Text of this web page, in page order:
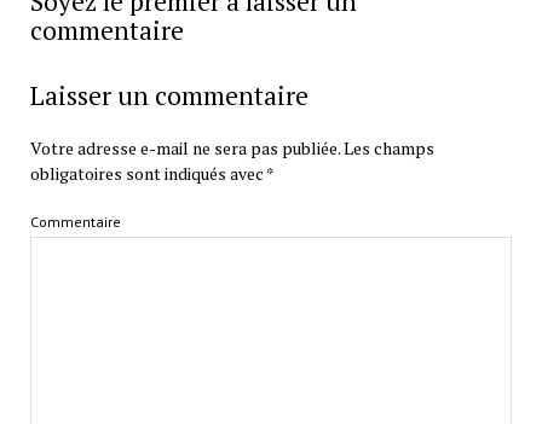
commentaire
Laisser un commentaire
Votre adresse e-mail ne sera pas publiée.Les champs
obligatoires sont indiqués avec *
Commentaire